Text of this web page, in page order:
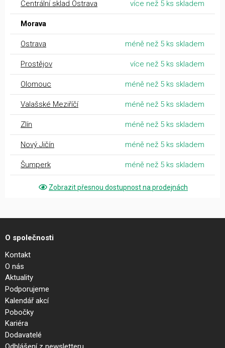
Centrální sklad Ostrava více než 5 ks skladem
Morava
Ostrava méně než 5 ks skladem
Prostějov více než 5 ks skladem
Olomouc méně než 5 ks skladem
Valašské Meziříčí méně než 5 ks skladem
Zlín méně než 5 ks skladem
Nový Jičín méně než 5 ks skladem
Šumperk méně než 5 ks skladem
Zobrazit přesnou dostupnost na prodejnách
O společnosti
Kontakt
O nás
Aktuality
Podporujeme
Kalendář akcí
Pobočky
Kariéra
Dodavatelé